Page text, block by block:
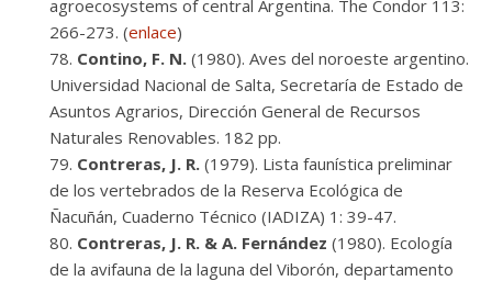
agroecosystems of central Argentina. The Condor 113:
266-273. (enlace)
Contino, F. N. (1980). Aves del noroeste argentino.
Universidad Nacional de Salta, Secretaría de Estado de
Asuntos Agrarios, Dirección General de Recursos
Naturales Renovables. 182 pp.
Contreras, J. R. (1979). Lista faunística preliminar
de los vertebrados de la Reserva Ecológica de
Ñacuñán, Cuaderno Técnico (IADIZA) 1: 39-47.
Contreras, J. R. & A. Fernández (1980). Ecología
de la avifauna de la laguna del Viborón, departamento